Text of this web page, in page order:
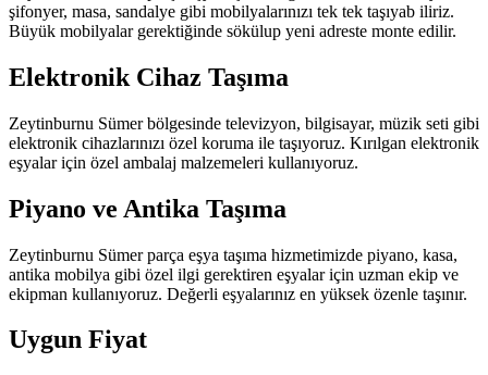
şifonyer, masa, sandalye gibi mobilyalarınızı tek tek taşıyab iliriz.
Büyük mobilyalar gerektiğinde sökülup yeni adreste monte edilir.
Elektronik Cihaz Taşıma
Zeytinburnu Sümer bölgesinde televizyon, bilgisayar, müzik seti gibi
elektronik cihazlarınızı özel koruma ile taşıyoruz. Kırılgan elektronik
eşyalar için özel ambalaj malzemeleri kullanıyoruz.
Piyano ve Antika Taşıma
Zeytinburnu Sümer parça eşya taşıma hizmetimizde piyano, kasa,
antika mobilya gibi özel ilgi gerektiren eşyalar için uzman ekip ve
ekipman kullanıyoruz. Değerli eşyalarınız en yüksek özenle taşınır.
Uygun Fiyat